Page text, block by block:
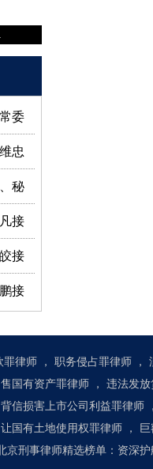
委
忠
秘
接
接
接
罪律师 ， 职务侵占罪律师 ，
国有资产罪律师 ， 违法发放
背信损害上市公司利益罪律师 ，
国有土地使用权罪律师 ，
京刑事律师精选榜单：资深